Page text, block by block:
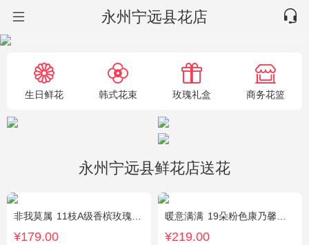
永州宁远县花店
生日鲜花 韩式花束 玫瑰礼盒 商务花篮
永州宁远县鲜花店送花
非我莫属 11枝A级香槟玫瑰，间插黄英、满天星，另加2只可爱小熊公仔（小熊以实物为准）。
¥179.00
暖意满满 19朵粉色康乃馨，搭配相思梅、黄莺穿插点缀。
¥219.00